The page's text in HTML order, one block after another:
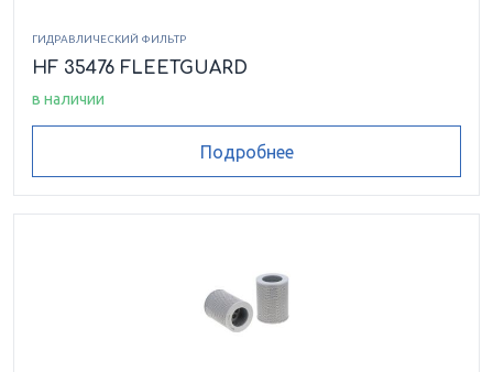
ГИДРАВЛИЧЕСКИЙ ФИЛЬТР
HF 35476 FLEETGUARD
в наличии
Подробнее